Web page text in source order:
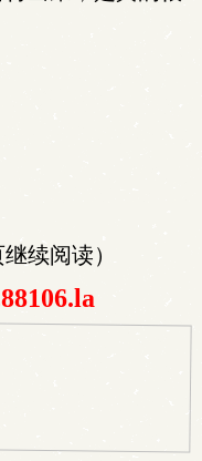
续阅读）